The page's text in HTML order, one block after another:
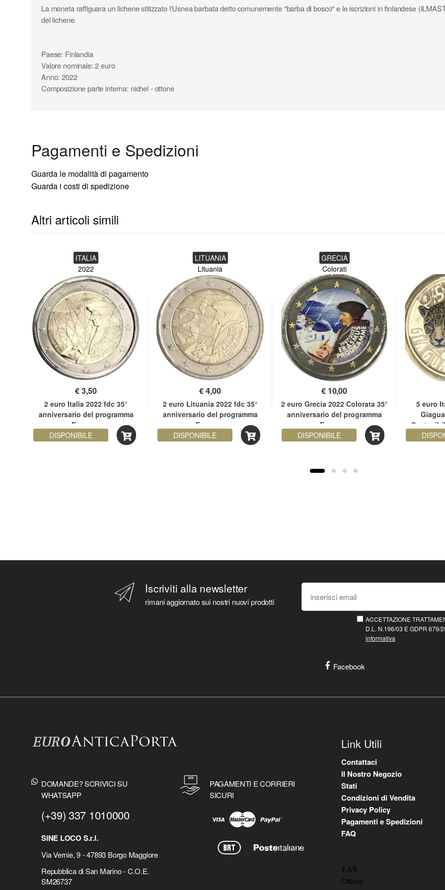
La moneta raffiguara un lichene stilizzato l'Usnea barbata detto comunemente "barba di bosco" e le iscrizioni in finlandese
del lichene.
Paese: Finlandia
Valore nominale: 2 euro
Anno: 2022
Composizione parte interna: nichel - ottone
Pagamenti e Spedizioni
Guarda le modalità di pagamento
Guarda i costi di spedizione
Altri articoli simili
ITALIA
2022
€3,50
2 euro Italia 2022 fdc 35°
anniversario del programma
Erasmus
DISPONIBILE
LITUANIA
Lituania
€4,00
2 euro Lituania 2022 fdc 35°
anniversario del programma
Erasmus
DISPONIBILE
GRECIA
Colorati
€ 10,00
2 euro Grecia 2022 Colorata 35°
anniversario del programma
Erasmus
DISPONIBILE
5 euro
Iscriviti alla newsletter
rimani aggiornato sui nostri nuovi prodotti
ACCETTAZIONE
D.L. N.196/03 E GDPR 679/
informativa
Facebook
DOMANDE? SCRIVICI SU
WHATSAPP
(+39) 337 1010000
SINE LOCO S.r.l.
Via Vernie, 9 - 47893 Borgo Maggiore
Repubblica di San Marino - C.O.E.
SM26737
PAGAMENTI E CORRIERI
SICURI
Link Utili
Contattaci
Il Nostro Negozio
Stati
Condizioni di Vendita
Privacy Policy
Pagamenti e Spedizioni
FAQ
4,8/5
Ottimo